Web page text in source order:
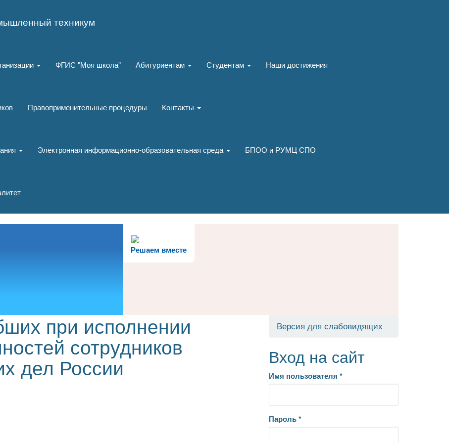
техникум
ФГИС "Моя школа" Абитуриентам Студентам Наши достижения
Правоприменительные процедуры Контакты
Электронная информационно-образовательная среда БПОО и РУМЦ СПО
Решаем вместе
при исполнении
сотрудников
дел России
Версия для слабовидящих
Вход на сайт
Имя пользователя *
Пароль*